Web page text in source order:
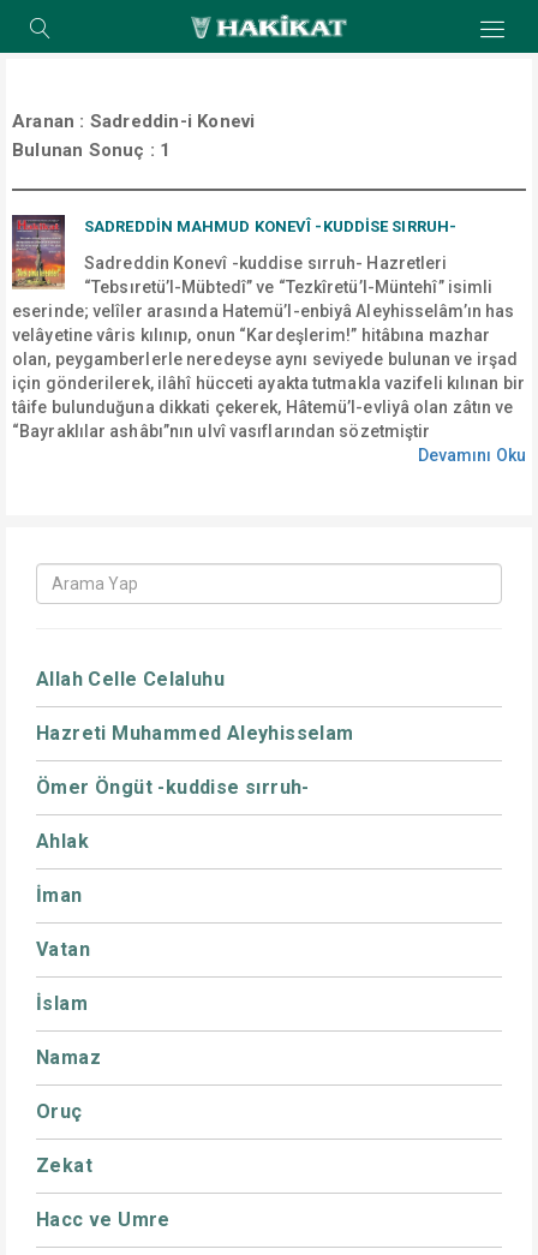
Aranan : Sadreddin-i Konevi
Bulunan Sonuç : 1
SADREDDİN MAHMUD KONEVÎ -KUDDISE SIRRUH-
Sadreddin Konevî -kuddise sırruh- Hazretleri
“Tebsıretü’l-Mübtedî” ve “Tezkîretü’l-Müntehî” isimli
eserinde; velîler arasında Hatemü’l-enbiyâ Aleyhisselâm’ın has
velâyetine vâris kılınıp, onun “Kardeşlerim!” hitâbına mazhar
olan, peygamberlerle neredeyse aynı seviyede bulunan ve irşad
için gönderilerek, ilâhî hücceti ayakta tutmakla vazifeli kılınan bir
tâife bulunduğuna dikkati çekerek, Hâtemü’l-evliyâ olan zâtın ve
“Bayraklılar ashâbı”nın ulvî vasıflarından sözetmiştir
Devamını Oku
Allah Celle Celaluhu
Hazreti Muhammed Aleyhisselam
Ömer Öngüt -kuddise sırruh-
Ahlak
İman
Vatan
İslam
Namaz
Oruç
Zekat
Hacc ve Umre